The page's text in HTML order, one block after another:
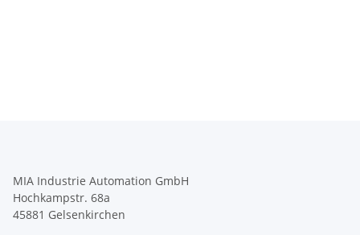
MIA Industrie Automation GmbH
Hochkampstr. 68a
45881 Gelsenkirchen